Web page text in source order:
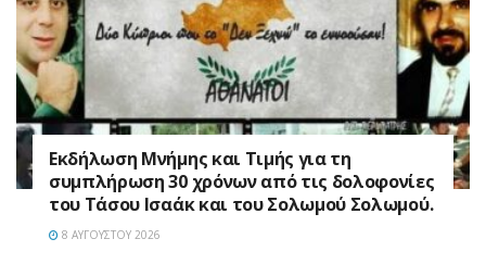
Εκδήλωση Μνήμης και Τιμής για τη
συμπλήρωση 30 χρόνων από τις δολοφονίες
του Τάσου Ισαάκ και του Σολωμού Σολωμού.
8 ΑΥΓΟΎΣΤΟΥ 2026